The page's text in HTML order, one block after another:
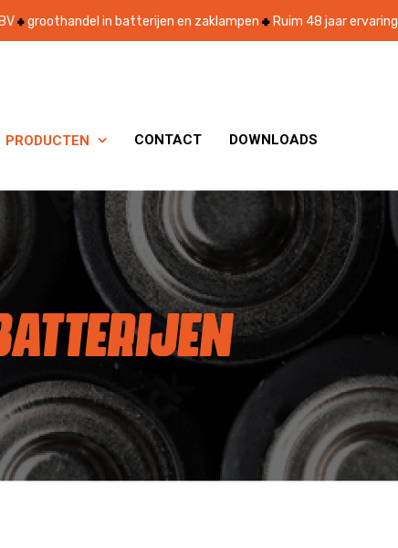
groothandel in batterijen en zaklampen Ruim 48 jaar ervaring
PRODUCTEN  CONTACT DOWNLOADS